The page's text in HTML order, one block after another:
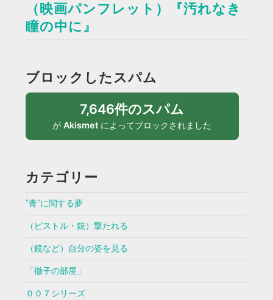
（映画パンフレット）『汚れなき
瞳の中に』
ブロックしたスパム
7,646件のスパム
がAkismet によってブロックされました
カテゴリー
”青”に関する夢
（ピストル・銃）撃たれる
（鏡など）自分の姿を見る
「徹子の部屋」
００７シリーズ